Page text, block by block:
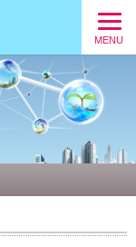
MENU